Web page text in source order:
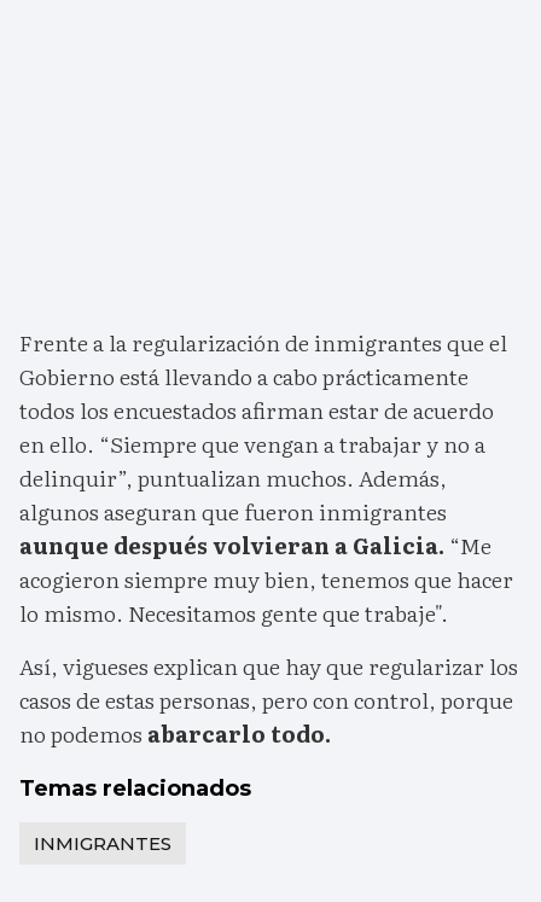
Frente a la regularización de inmigrantes que el
Gobierno está llevando a cabo prácticamente
todos los encuestados afirman estar de acuerdo
en ello. “Siempre que vengan a trabajar y no a
delinquir”, puntualizan muchos. Además,
algunos aseguran que fueron inmigrantes
aunque después volvieran a Galicia. “Me
acogieron siempre muy bien, tenemos que hacer
lo mismo. Necesitamos gente que trabaje".
Así, vigueses explican que hay que regularizar los
casos de estas personas, pero con control, porque
no podemos abarcarlo todo.
Temas relacionados
INMIGRANTES